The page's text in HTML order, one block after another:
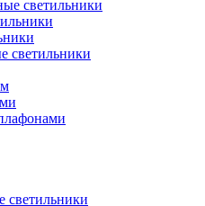
светильники
светильники
светильники